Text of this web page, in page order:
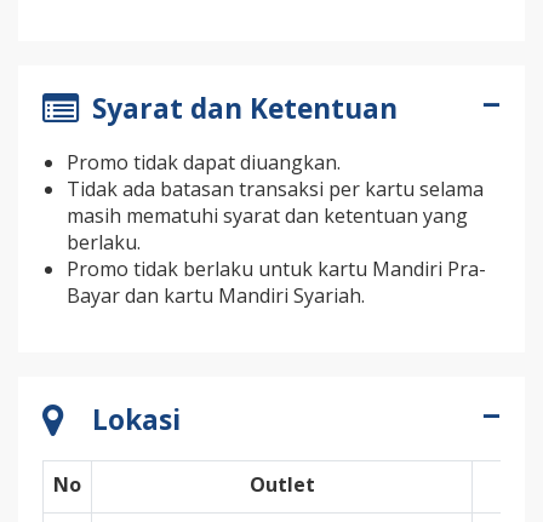
Syarat dan Ketentuan
Promo tidak dapat diuangkan.
Tidak ada batasan transaksi per kartu selama
masih mematuhi syarat dan ketentuan yang
berlaku.
Promo tidak berlaku untuk kartu Mandiri Pra-
Bayar dan kartu Mandiri Syariah.
Lokasi
No
Outlet